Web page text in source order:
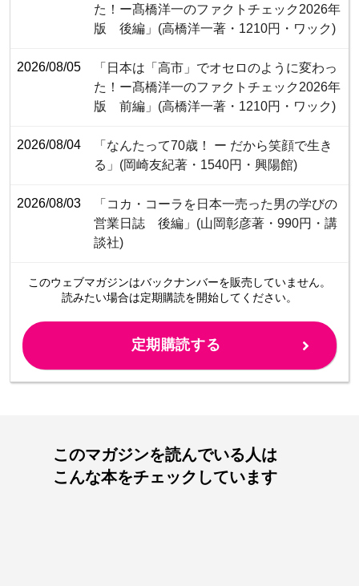
た！ー髙橋洋一のファクトチェック2026年
版 後編」(高橋洋一著・1210円・ワック)
2026/08/05
「日本は「高市」でオセロのように変わっ
た！ー髙橋洋一のファクトチェック2026年
版 前編」(高橋洋一著・1210円・ワック)
2026/08/04
「なんたって70歳！ ー だから笑顔で生き
る」(岡崎友紀著・1540円・興陽館)
2026/08/03
「コカ・コーラを日本一売った男の学びの
営業日誌 後編」(山岡彰彦著・990円・講
談社)
このウェブマガジンはバックナンバーを販売していません。
読みたい場合は定期購読を開始してください。
定期購読する
このマガジンを読んでいる人は
こんな本をチェックしています